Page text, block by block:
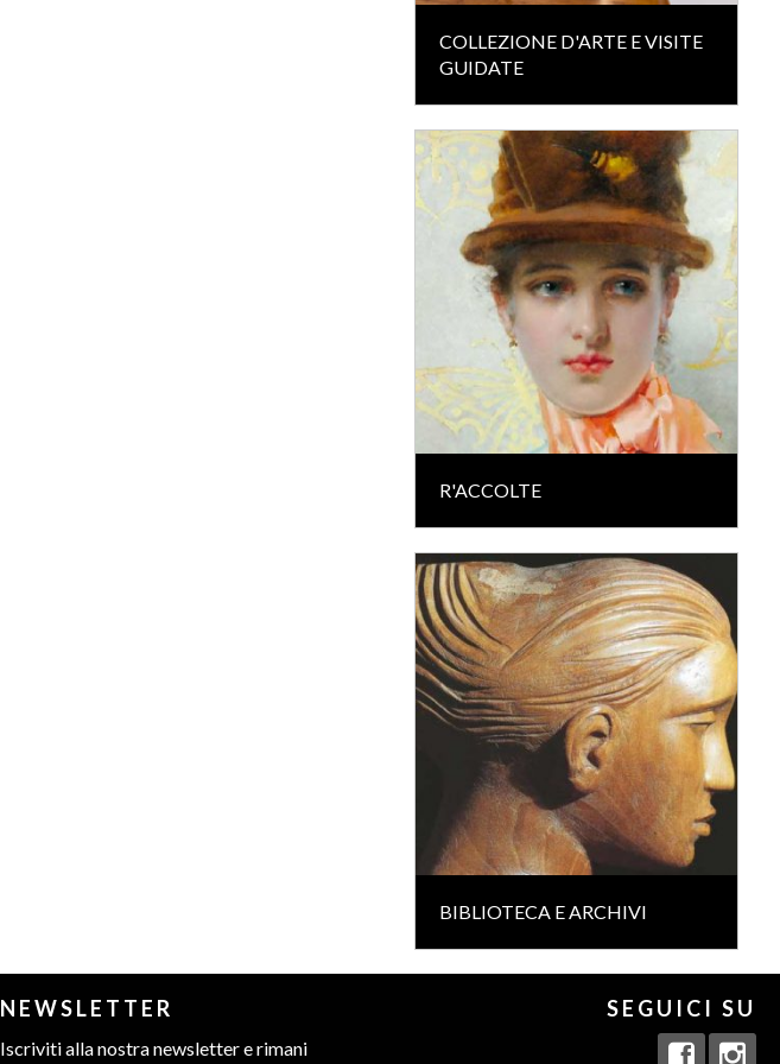
COLLEZIONE D'ARTE E VISITE
GUIDATE
R'ACCOLTE
BIBLIOTECA E ARCHIVI
NEWSLETTER
Iscriviti alla nostra newsletter e rimani
SEGUICI SU